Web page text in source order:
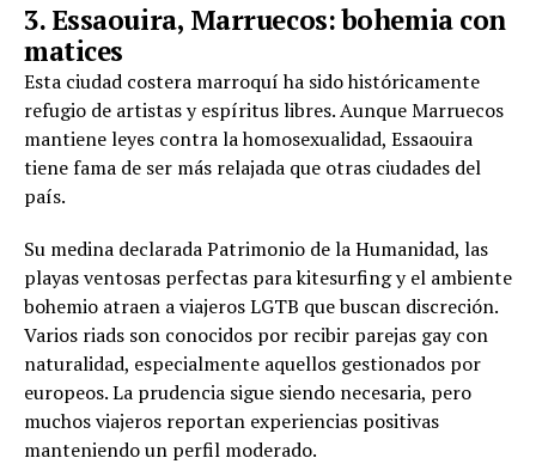
3. Essaouira, Marruecos: bohemia con
matices
Esta ciudad costera marroquí ha sido históricamente
refugio de artistas y espíritus libres. Aunque Marruecos
mantiene leyes contra la homosexualidad, Essaouira
tiene fama de ser más relajada que otras ciudades del
país.
Su medina declarada Patrimonio de la Humanidad, las
playas ventosas perfectas para kitesurfing y el ambiente
bohemio atraen a viajeros LGTB que buscan discreción.
Varios riads son conocidos por recibir parejas gay con
naturalidad, especialmente aquellos gestionados por
europeos. La prudencia sigue siendo necesaria, pero
muchos viajeros reportan experiencias positivas
manteniendo un perfil moderado.